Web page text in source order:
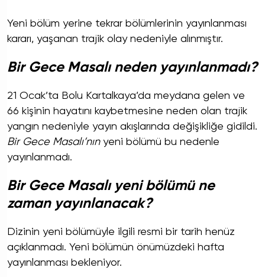
Yeni bölüm yerine tekrar bölümlerinin yayınlanması
kararı, yaşanan trajik olay nedeniyle alınmıştır.
Bir Gece Masalı neden yayınlanmadı?
21 Ocak’ta Bolu Kartalkaya’da meydana gelen ve
66 kişinin hayatını kaybetmesine neden olan trajik
yangın nedeniyle yayın akışlarında değişikliğe gidildi.
Bir Gece Masalı’nınyeni bölümü bu nedenle
yayınlanmadı.
Bir Gece Masalı yeni bölümü ne
zaman yayınlanacak?
Dizinin yeni bölümüyle ilgili resmi bir tarih henüz
açıklanmadı. Yeni bölümün önümüzdeki hafta
yayınlanması bekleniyor.